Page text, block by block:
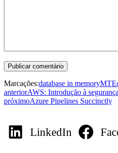
Marcações:database in memoryMTE
anteriorAWS: Introdução à
próximoAzure Pipelines Succinctly
LinkedIn